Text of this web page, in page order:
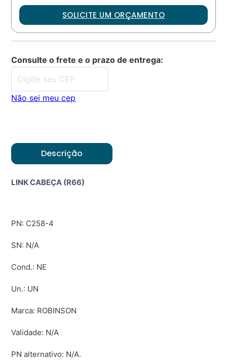
SOLICITE UM ORÇAMENTO
Consulte o frete e o prazo de entrega:
Não sei meu cep
Descrição
LINK CABEÇA (R66)
PN: C258-4
SN: N/A
Cond.: NE
Un.: UN
Marca: ROBINSON
Validade: N/A
PN alternativo: N/A.